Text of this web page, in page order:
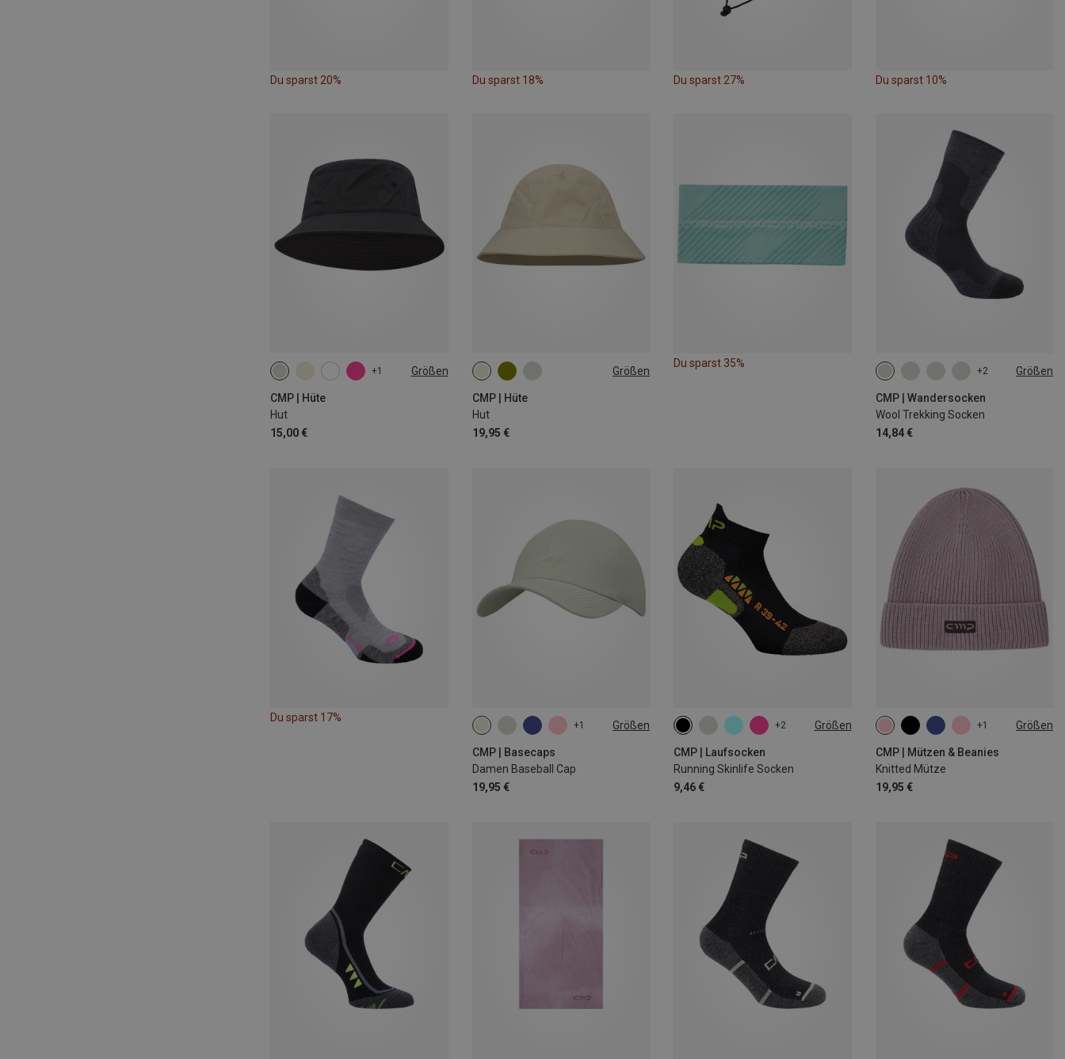
Du sparst 20% Du sparst 18% Du sparst 27% Du sparst 10%
+1 Größen
CMP | Hüte
Hut
15,00 €
56|58 60|62 Größen
CMP | Hüte
Hut
19,95 €
56|58 60|62
Du sparst 35%
+2 Größen
CMP | Wandersocken
Wool Trekking Socken
14,84 €
36|37|38
39|40|41|42
43|44|45
46|47|48
Du sparst 17%
+1 Größen
CMP | Basecaps
Damen Baseball Cap
19,95 €
ONE SIZE
+2 Größen
CMP | Laufsocken
Running Skinlife Socken
9,46 €
36|37|38
39|40|41|42
43|44|45
46|47|48
+1 Größen
CMP | Mützen & Beanies
Knitted Mütze
19,95 €
ONE SIZE